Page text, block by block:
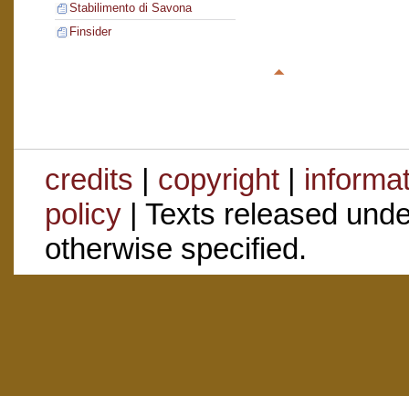
Stabilimento di Savona
Finsider
credits | copyright|
policy| Texts released
otherwise specified.